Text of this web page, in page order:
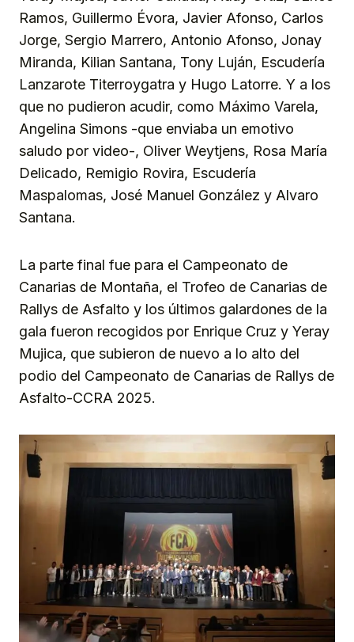
Ramos, Guillermo Évora, Javier Afonso, Carlos
Jorge, Sergio Marrero, Antonio Afonso, Jonay
Miranda, Kilian Santana, Tony Luján, Escudería
Lanzarote Titerroygatra y Hugo Latorre. Y a los
que no pudieron acudir, como Máximo Varela,
Angelina Simons -que enviaba un emotivo
saludo por video-, Oliver Weytjens, Rosa María
Delicado, Remigio Rovira, Escudería
Maspalomas, José Manuel González y Alvaro
Santana.
La parte final fue para el Campeonato de
Canarias de Montaña, el Trofeo de Canarias de
Rallys de Asfalto y los últimos galardones de la
gala fueron recogidos por Enrique Cruz y Yeray
Mujica, que subieron de nuevo a lo alto del
podio del Campeonato de Canarias de Rallys de
Asfalto-CCRA 2025.